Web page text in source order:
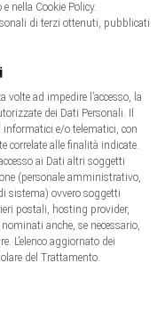
nella Cookie Policy.
di terzi ottenuti, pubblicati
volte ad impedire l’accesso, la
dei Dati Personali. Il
e/o telematici, con
correlate alle finalità indicate.
ai Dati altri soggetti
(personale amministrativo,
sistema) ovvero soggetti
postali, hosting provider,
anche, se necessario,
L’elenco aggiornato dei
del Trattamento.